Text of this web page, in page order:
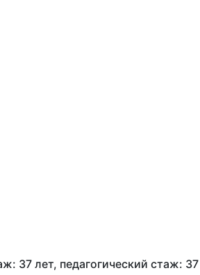
37 лет, педагогический стаж: 37